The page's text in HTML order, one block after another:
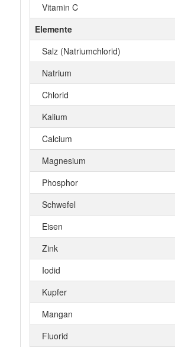
Vitamin C
Elemente
Salz (Natriumchlorid)
Natrium
Chlorid
Kalium
Calcium
Magnesium
Phosphor
Schwefel
Eisen
Zink
Iodid
Kupfer
Mangan
Fluorid